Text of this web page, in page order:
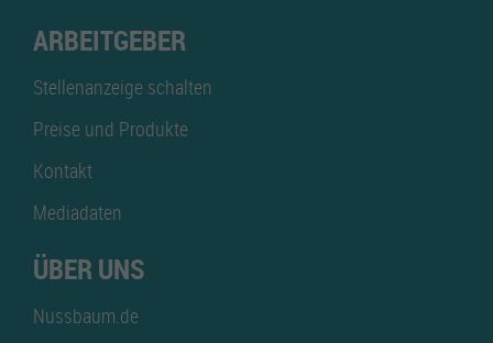
ARBEITGEBER
Stellenanzeige schalten
Preise und Produkte
Kontakt
Mediadaten
ÜBER UNS
Nussbaum.de